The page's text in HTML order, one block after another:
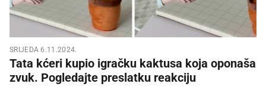
SRIJEDA 6.11.2024.
Tata kćeri kupio igračku kaktusa koja oponaša
zvuk. Pogledajte preslatku reakciju